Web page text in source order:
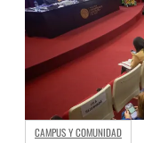
CAMPUS Y COMUNIDAD